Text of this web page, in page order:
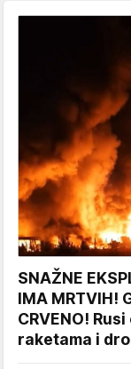
SNAŽNE
IMA MRTVIH!
CRVENO!
raketama i